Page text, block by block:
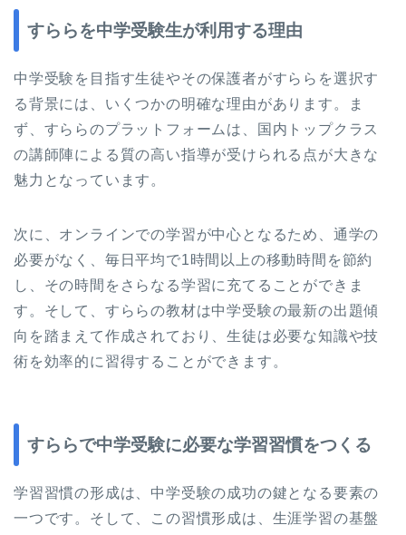
すららを中学受験生が利用する理由
中学受験を目指す生徒やその保護者がすららを選択す
る背景には、いくつかの明確な理由があります。ま
ず、すららのプラットフォームは、国内トップクラス
の講師陣による質の高い指導が受けられる点が大きな
魅力となっています。
次に、オンラインでの学習が中心となるため、通学の
必要がなく、毎日平均で1時間以上の移動時間を節約
し、その時間をさらなる学習に充てることができま
す。そして、すららの教材は中学受験の最新の出題傾
向を踏まえて作成されており、生徒は必要な知識や技
術を効率的に習得することができます。
すららで中学受験に必要な学習習慣をつくる
学習習慣の形成は、中学受験の成功の鍵となる要素の
一つです。そして、この習慣形成は、生涯学習の基盤